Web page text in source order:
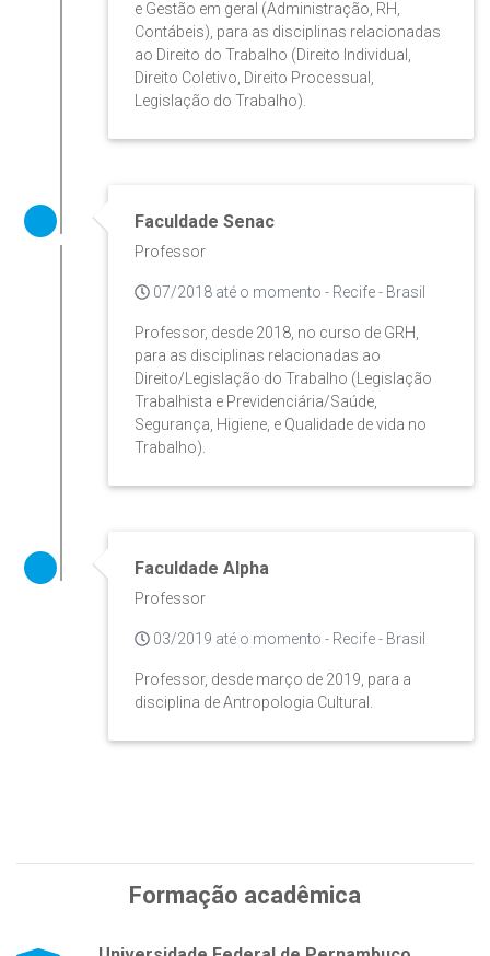
e Gestão em geral (Administração, RH,
Contábeis), para as disciplinas relacionadas
ao Direito do Trabalho (Direito Individual,
Direito Coletivo, Direito Processual,
Legislação do Trabalho).
Faculdade Senac
Professor
07/2018 até o momento - Recife - Brasil
Professor, desde 2018, no curso de GRH,
para as disciplinas relacionadas ao
Direito/Legislação do Trabalho (Legislação
Trabalhista e Previdenciária/Saúde,
Segurança, Higiene, e Qualidade de vida no
Trabalho).
Faculdade Alpha
Professor
03/2019 até o momento - Recife - Brasil
Professor, desde março de 2019, para a
disciplina de Antropologia Cultural.
Formação acadêmica